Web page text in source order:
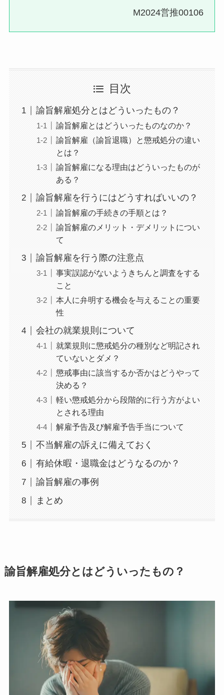
M2024営推00106
目次
諭旨解雇処分とはどういったもの？
諭旨解雇とはどういったものなのか？
諭旨解雇（諭旨退職）と懲戒処分の違い
とは？
諭旨解雇になる理由はどういったものが
ある？
諭旨解雇を行うにはどうすればいいの？
諭旨解雇の手続きの手順とは？
諭旨解雇のメリット・デメリットについ
て
諭旨解雇を行う際の注意点
事実誤認がないようきちんと調査をする
こと
本人に弁明する機会を与えることの重要
性
会社の就業規則について
就業規則に懲戒処分の種別など明記され
ていないとダメ？
懲戒事由に該当するか否かはどうやって
決める？
軽い懲戒処分から段階的に行う方がよい
とされる理由
解雇予告及び解雇予告手当について
不当解雇の訴えに備えておく
有給休暇・退職金はどうなるのか？
諭旨解雇の事例
まとめ
諭旨解雇処分とはどういったもの？